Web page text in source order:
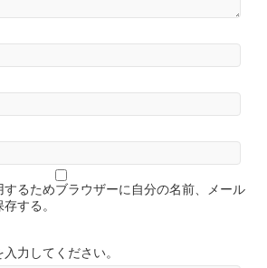
るためブラウザーに自分の名前、メール
する。
力してください。